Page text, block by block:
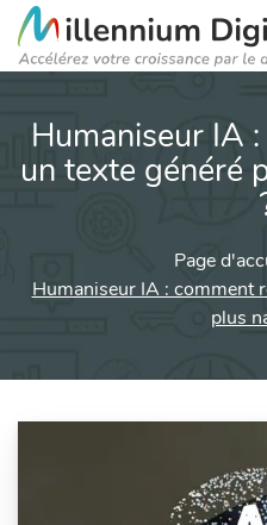
Humaniseur IA
un texte généré
Page
Humaniseur IA : comment
plus